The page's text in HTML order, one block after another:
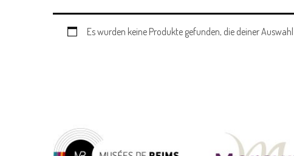
Es wurden keine Produkte gefunden, die deiner